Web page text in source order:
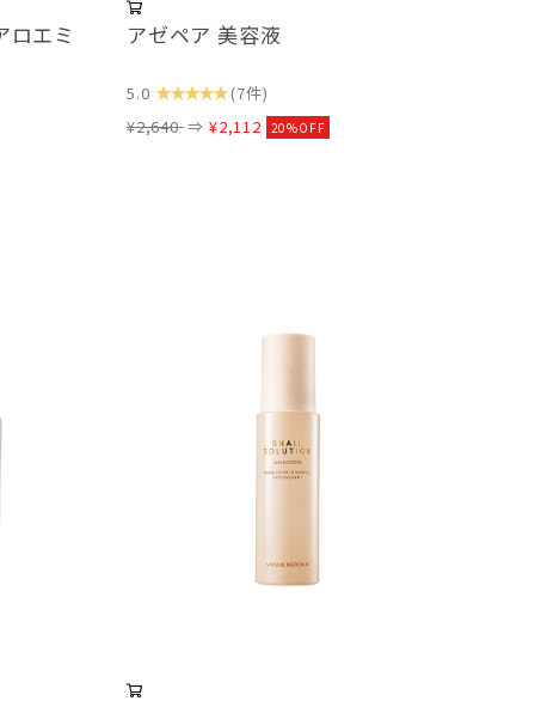
ロエミ アゼペア 美容液
5.0 ★★★★★(7件)
¥2,640⇒¥2,112 20%OFF